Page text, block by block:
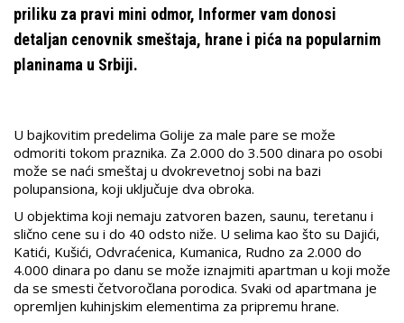
priliku za pravi mini odmor, Informer vam donosi
detaljan cenovnik smeštaja, hrane i pića na popularnim
planinama u Srbiji.
U bajkovitim predelima Golije za male pare se može
odmoriti tokom praznika. Za 2.000 do 3.500 dinara po osobi
može se naći smeštaj u dvokrevetnoj sobi na bazi
polupansiona, koji uključuje dva obroka.
U objektima koji nemaju zatvoren bazen, saunu, teretanu i
slično cene su i do 40 odsto niže. U selima kao što su Dajići,
Katići, Kušići, Odvraćenica, Kumanica, Rudno za 2.000 do
4.000 dinara po danu se može iznajmiti apartman u koji može
da se smesti četvoročlana porodica. Svaki od apartmana je
opremljen kuhinjskim elementima za pripremu hrane.